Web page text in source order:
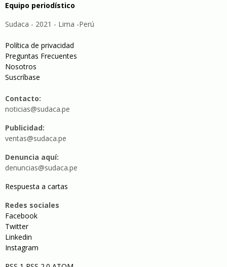
Equipo periodístico
Sudaca - 2021 - Lima -Perú
Política de privacidad
Preguntas Frecuentes
Nosotros
Suscríbase
Contacto:
noticias@sudaca.pe
Publicidad:
ventas@sudaca.pe
Denuncia aquí:
denuncias@sudaca.pe
Respuesta a cartas
Redes sociales
Facebook
Twitter
Linkedin
Instagram